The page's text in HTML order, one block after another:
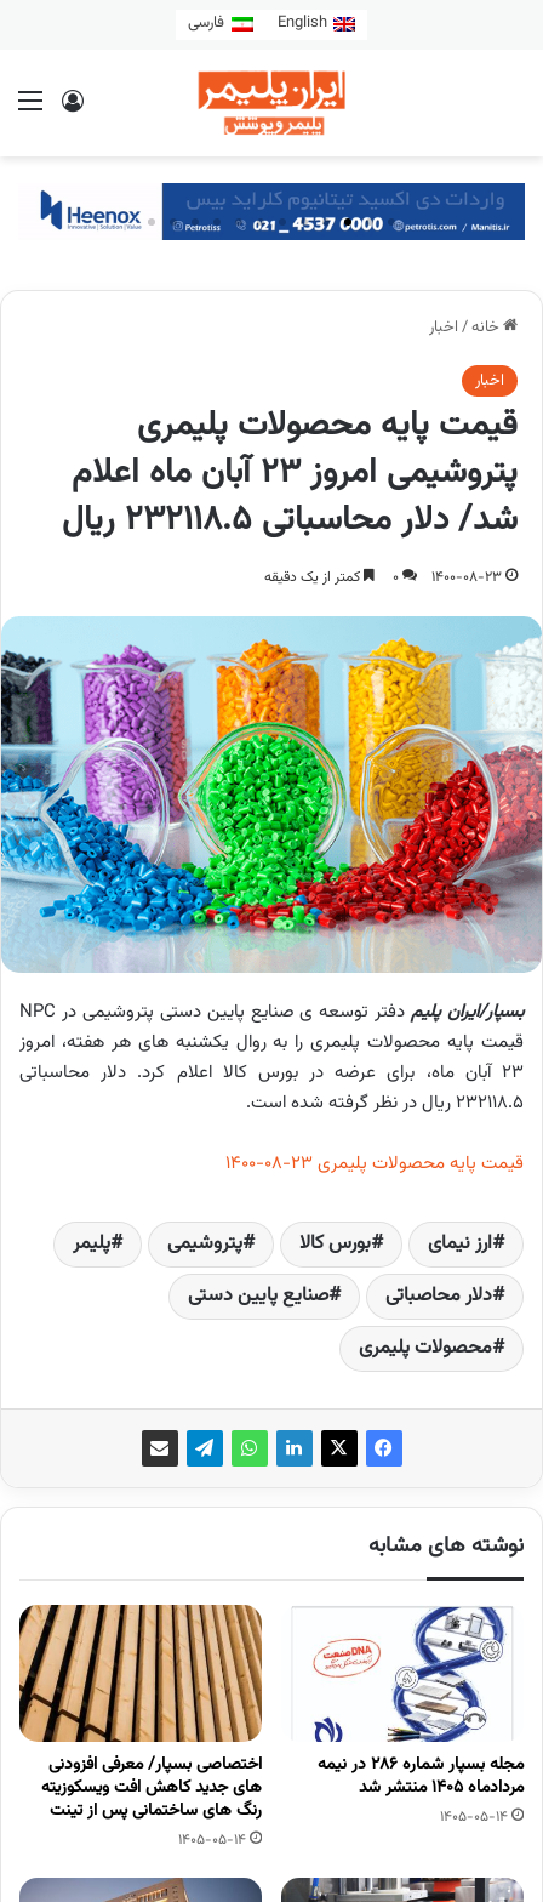
English فارسی
خانه/ اخبار
اخبار
قیمت پایه محصولات پلیمری
پتروشیمی امروز 23 آبان ماه اعلام
شد/ دلار محاسباتی 232118.5 ریال
1400-08-23
0 کمتر از یک دقیقه
بسپار/ایران پلیم
دفتر توسعه ی صنایع پایین دستی پتروشیمی در NPC
قیمت پایه محصولات پلیمری را به روال یکشنبه های هر هفته، امروز
23 آبان ماه، برای عرضه در بورس کالا اعلام کرد. دلار محاسباتی
232118.5 ریال در نظر گرفته شده است.
قیمت پایه محصولات پلیمری 23-08-1400
ارز نیمای بورس کالا پتروشیمی
پلیمر
دلار محاصباتی
صنایع پایین دستی
محصولات پلیمری
نوشته های مشابه
مجله بسپار شماره 286 در نیمه
مردادماه 1405 منتشر شد
1405-05-14
اختصاصی بسپار/ معرفی افزودنی
های جدید کاهش افت ویسکوزیته
رنگ های ساختمانی پس از تینت
1405-05-14